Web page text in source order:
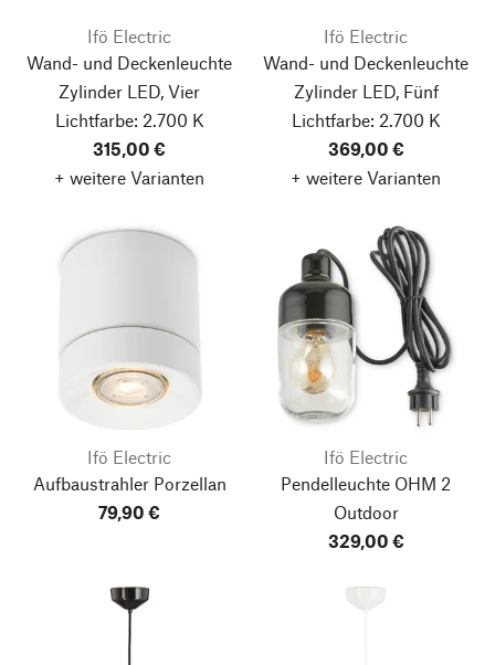
Ifö Electric
Wand- und Deckenleuchte
Zylinder LED, Vier
Lichtfarbe: 2.700 K
315,00 €
+ weitere Varianten
Ifö Electric
Wand- und Deckenleuchte
Zylinder LED, Fünf
Lichtfarbe: 2.700 K
369,00 €
+ weitere Varianten
Ifö Electric
Aufbaustrahler Porzellan
79,90 €
Ifö Electric
Pendelleuchte OHM 2
Outdoor
329,00 €